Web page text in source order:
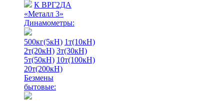
К ВРГ2ДА
«Металл 3»
Динамометры:
500кг(5кН) 1т(10кН)
2т(20кН) 3т(30кН)
5т(50кН) 10т(100кН)
20т(200кН)
Безмены
бытовые: